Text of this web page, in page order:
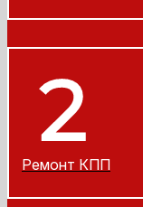
Ремонт КПП